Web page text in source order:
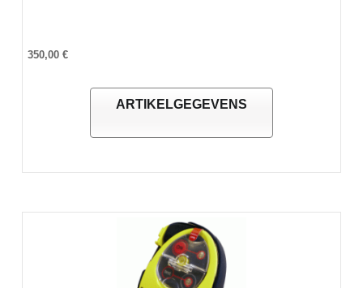
350,00 €
ARTIKELGEGEVENS